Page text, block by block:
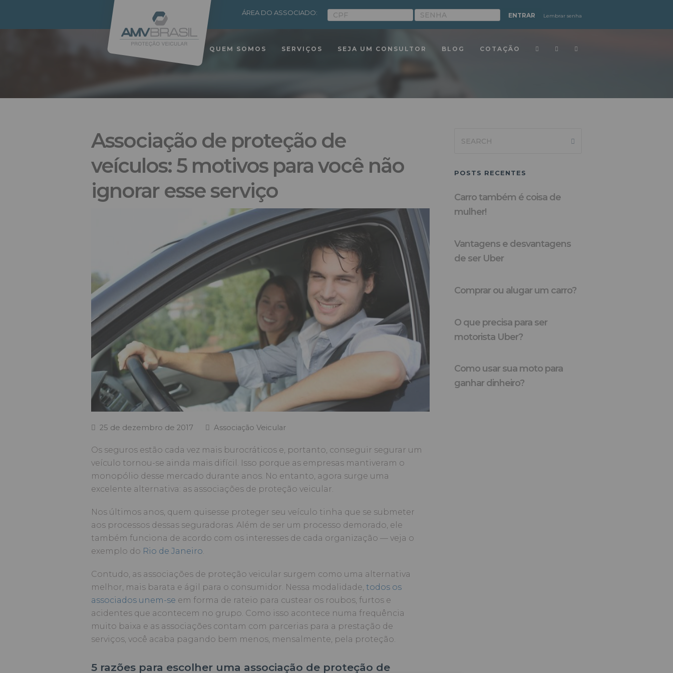
ÁREA DO ASSOCIADO: Lembrar senha
QUEM SOMOS SERVIÇOS SEJA UM CONSULTOR BLOG COTAÇÃO
Associação de proteção de
veículos: 5 motivos para você não
ignorar esse serviço
25 de dezembro de 2017 Associação Veicular
Os seguros estão cada vez mais burocráticos e, portanto, conseguir segurar um
veículo tornou-se ainda mais difícil. Isso porque as empresas mantiveram o
monopólio desse mercado durante anos. No entanto, agora surge uma
excelente alternativa: as associações de proteção veicular.
Nos últimos anos, quem quisesse proteger seu veículo tinha que se submeter
aos processos dessas seguradoras. Além de ser um processo demorado, ele
também funciona de acordo com os interesses de cada organização — veja o
exemplo do Rio de Janeiro.
Contudo, as associações de proteção veicular surgem como uma alternativa
melhor, mais barata e ágil para o consumidor. Nessa modalidade, todos os
associados unem-se em forma de rateio para custear os roubos, furtos e
acidentes que acontecem no grupo. Como isso acontece numa frequência
muito baixa e as associações contam com parcerias para a prestação de
serviços, você acaba pagando bem menos, mensalmente, pela proteção.
5 razões para escolher uma associação de proteção de
POSTS RECENTES
Carro também é coisa de
mulher!
Vantagens e desvantagens
de ser Uber
Comprar ou alugar um carro?
O que precisa para ser
motorista Uber?
Como usar sua moto para
ganhar dinheiro?